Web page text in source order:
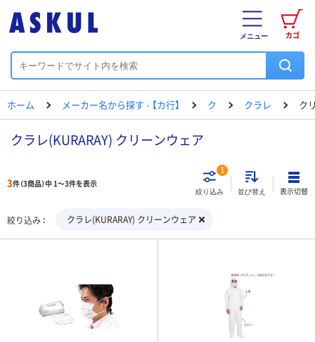
カゴ
メニュー
ホーム メーカー名から探す - 【カ行】 ク クラレ ク
クラレ(KURARAY) クリーンウェア
3件（3商品）中 1～3件を表示
絞り込み
1
並び替え 表示切替
絞り込み クラレ(KURARAY) クリーンウェア